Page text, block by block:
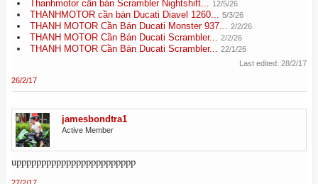
Thanhmotor cần bán Scrambler Nightshift... 12/5/26
THANHMOTOR cần bán Ducati Diavel 1260... 5/3/26
THANH MOTOR Cần Bán Ducati Monster 937... 2/2/26
THANH MOTOR Cần Bán Ducati Scrambler... 2/2/26
THANH MOTOR Cần Bán Ducati Scrambler... 22/1/26
Last edited: 28/2/17
26/2/17
jamesbondtra1
Active Member
upppppppppppppppppppppppp